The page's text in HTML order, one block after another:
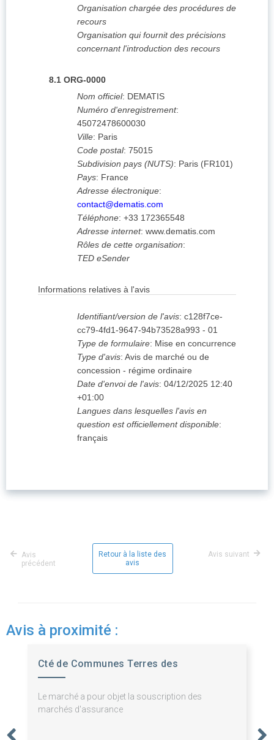
Organisation chargée des procédures de
recours
Organisation qui fournit des précisions
concernant l'introduction des recours
8.1 ORG-0000
Nom officiel: DEMATIS
Numéro d'enregistrement:
45072478600030
Ville: Paris
Code postal: 75015
Subdivision pays (NUTS): Paris (FR101)
Pays: France
Adresse électronique:
contact@dematis.com
Téléphone: +33 172365548
Adresse internet: www.dematis.com
Rôles de cette organisation:
TED eSender
Informations relatives à l'avis
Identifiant/version de l'avis: c128f7ce-
cc79-4fd1-9647-94b73528a993 - 01
Type de formulaire: Mise en concurrence
Type d'avis: Avis de marché ou de
concession - régime ordinaire
Date d'envoi de l'avis: 04/12/2025 12:40
+01:00
Langues dans lesquelles l'avis en
question est officiellement disponible:
français
Avis
précédent
Retour à la liste des
avis
Avis suivant
Avis à proximité :
Cté de Communes Terres des
Le marché a pour objet la souscription des
marchés d'assurance